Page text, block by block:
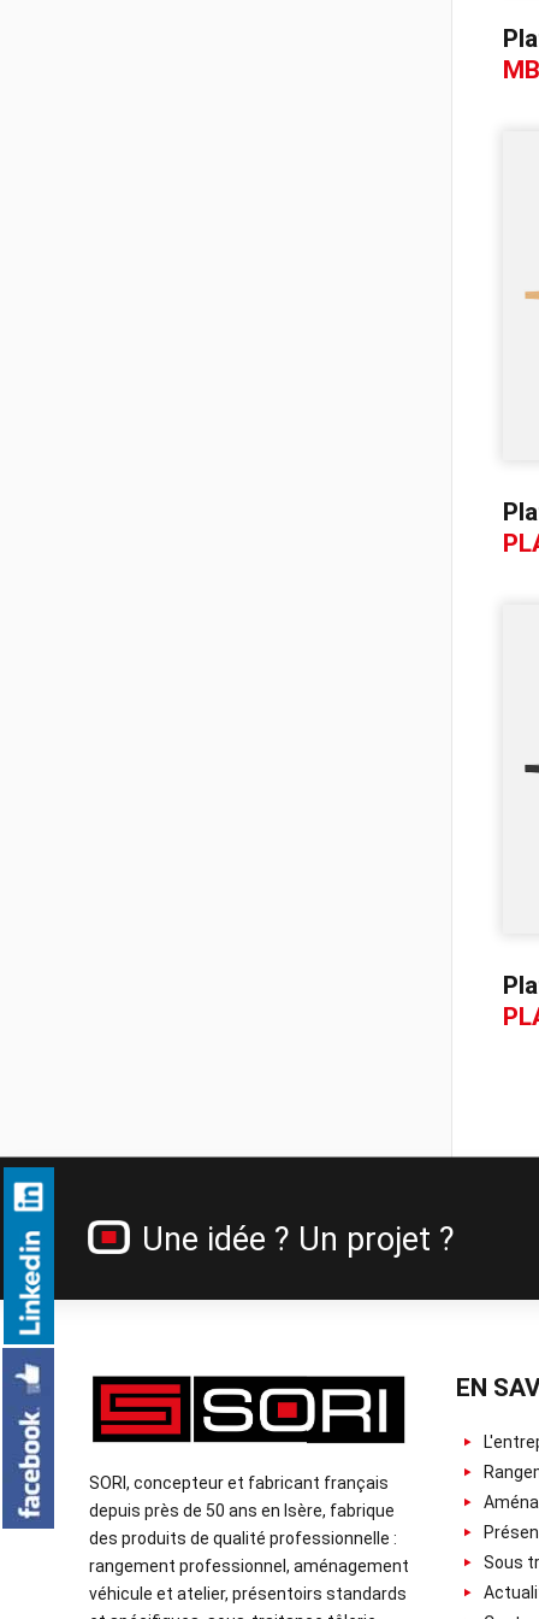
Une idée ? Un projet ?
SORI, concepteur et fabricant français
depuis près de 50 ans en Isère, fabrique
des produits de qualité professionnelle :
rangement professionnel, aménagement
véhicule et atelier, présentoirs standards
EN
Sous